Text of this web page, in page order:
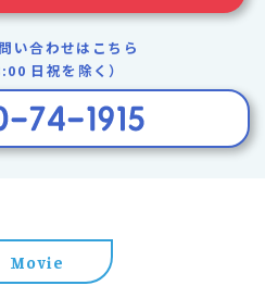
い合わせはこちら
日祝を除く）
Movie